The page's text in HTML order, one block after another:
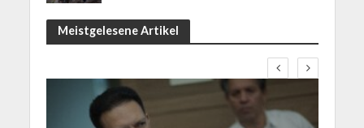
Meistgelesene Artikel